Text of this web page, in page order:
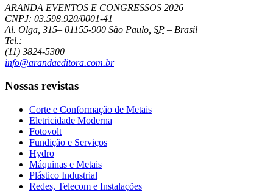
ARANDA EVENTOS E CONGRESSOS 2026
CNPJ: 03.598.920/0001-41
Al. Olga, 315– 01155-900 São Paulo SP – Brasil
Tel.:
(11) 3824-5300
info@arandaeditora.com.br
Nossas revistas
Corte e Conformação de Metais
Eletricidade Moderna
Fotovolt
Fundição e Serviços
Hydro
Máquinas e Metais
Plástico Industrial
Redes, Telecom e Instalações